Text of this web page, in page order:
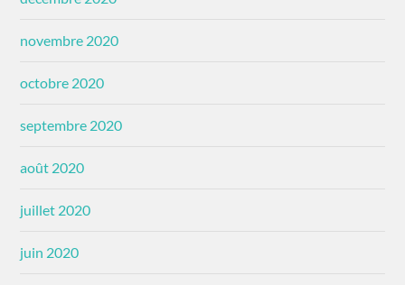
novembre 2020
octobre 2020
septembre 2020
août 2020
juillet 2020
juin 2020